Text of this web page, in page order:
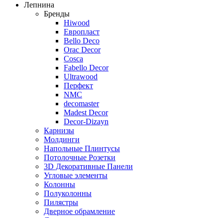
Лепнина
Бренды
Hiwood
Европласт
Bello Deco
Orac Decor
Cosca
Fabello Decor
Ultrawood
Перфект
NMC
decomaster
Madest Decor
Decor-Dizayn
Карнизы
Молдинги
Напольные Плинтусы
Потолочные Розетки
3D Декоративные Панели
Угловые элементы
Колонны
Полуколонны
Пилястры
Дверное обрамление